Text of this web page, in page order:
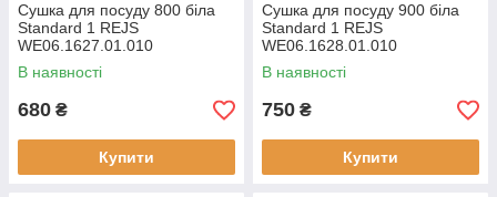
Сушка для посуду 800 біла
Standard 1 REJS
WE06.1627.01.010
В наявності
680 ₴
Купити
Сушка для посуду 900 біла
Standard 1 REJS
WE06.1628.01.010
В наявності
750 ₴
Купити